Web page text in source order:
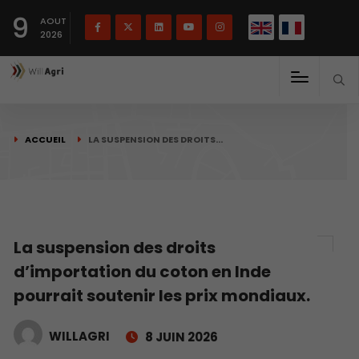
9
AOUT
2026
ACCUEIL LA SUSPENSION DES DROITS…
La suspension des droits
d’importation du coton en Inde
pourrait soutenir les prix mondiaux.
WILLAGRI 8 JUIN 2026
Français English(English)